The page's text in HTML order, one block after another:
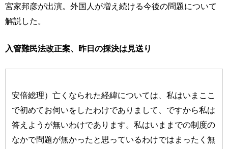
宮家邦彦が出演。外国人が増え続ける今後の問題について
解説した。
入管難民法改正案、昨日の採決は見送り
安倍総理）亡くなられた経緯については、私はいまここ
で初めてお伺いをしたわけでありまして、ですから私は
答えようが無いわけであります。私はいままでの制度の
なかで問題が無かったと思っているわけではまったく無